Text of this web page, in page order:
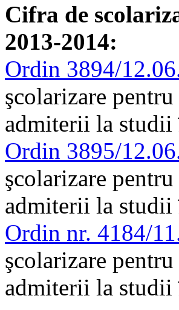
Cifra de
2013-2014:
Ordin 3894/
şcolarizare
admiterii la
Ordin 3895/
şcolarizare
admiterii la
Ordin nr. 4184/
şcolarizare
admiterii la